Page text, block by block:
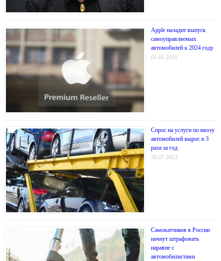
Apple наладит выпуск
самоуправляемых
автомобилей к 2024 году
01.01.2021
Спрос на услуги по ввозу
автомобилей вырос в 3
раза за год
26.07.2023
Самокатчиков в России
начнут штрафовать
наравне с
автомобилистами